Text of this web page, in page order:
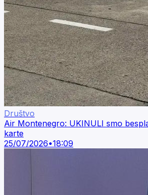
Društvo
Air Montenegro: UKINULI smo
karte
25/07/2026•18:09